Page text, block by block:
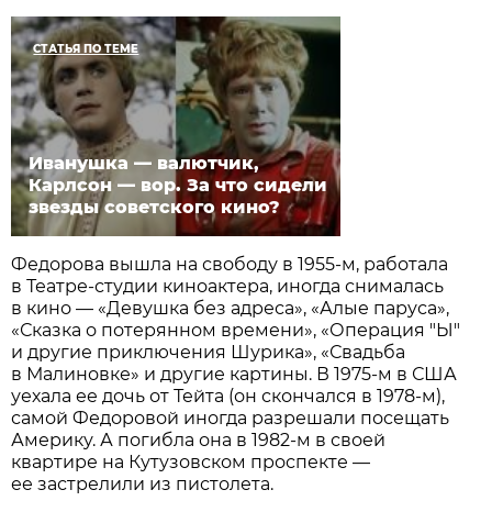
СТАТЬЯ ПО ТЕМЕ
Иванушка — валютчик,
Карлсон — вор. За что сидели
звезды советского кино?
Федорова вышла на свободу в 1955-м, работала
в Театре-студии киноактера, иногда снималась
в кино — «Девушка без адреса», «Алые паруса»,
«Сказка о потерянном времени», «Операция "Ы"
и другие приключения Шурика», «Свадьба
в Малиновке» и другие картины. В 1975-м в США
уехала ее дочь от Тейта (он скончался в 1978-м),
самой Федоровой иногда разрешали посещать
Америку. А погибла она в 1982-м в своей
квартире на Кутузовском проспекте —
ее застрелили из пистолета.